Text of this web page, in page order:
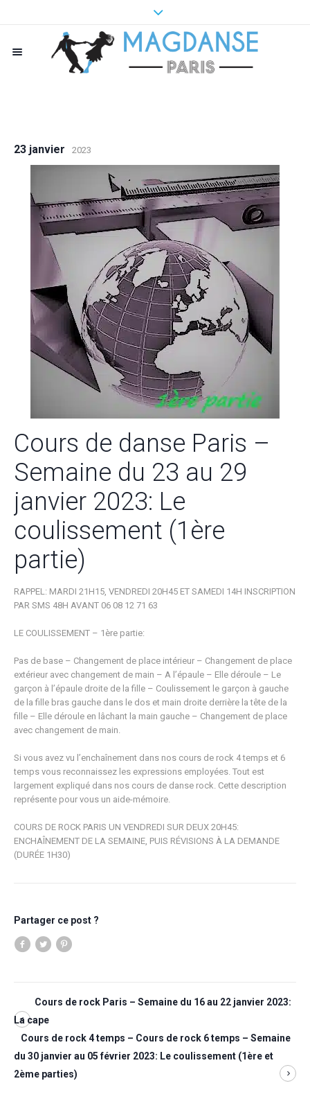
23 janvier 2023
Cours de danse Paris –
Semaine du 23 au 29
janvier 2023: Le
coulissement (1ère
partie)
RAPPEL: MARDI 21H15, VENDREDI 20H45 ET SAMEDI 14H INSCRIPTION
PAR SMS 48H AVANT 06 08 12 71 63
LE COULISSEMENT – 1ère partie:
Pas de base – Changement de place intérieur – Changement de place
extérieur avec changement de main – A l’épaule – Elle déroule – Le
garçon à l’épaule droite de la fille – Coulissement le garçon à gauche
de la fille bras gauche dans le dos et main droite derrière la tête de la
fille – Elle déroule en lâchant la main gauche – Changement de place
avec changement de main.
Si vous avez vu l’enchaînement dans nos cours de rock 4 temps et 6
temps vous reconnaissez les expressions employées. Tout est
largement expliqué dans nos cours de danse rock. Cette description
représente pour vous un aide-mémoire.
COURS DE ROCK PARIS UN VENDREDI SUR DEUX 20H45:
ENCHAÎNEMENT DE LA SEMAINE, PUIS RÉVISIONS À LA DEMANDE
(DURÉE 1H30)
Partager ce post ?
Cours de rock Paris – Semaine du 16 au 22 janvier 2023:
La cape
Cours de rock 4 temps – Cours de rock 6 temps – Semaine
du 30 janvier au 05 février 2023: Le coulissement (1ère et
2ème parties)